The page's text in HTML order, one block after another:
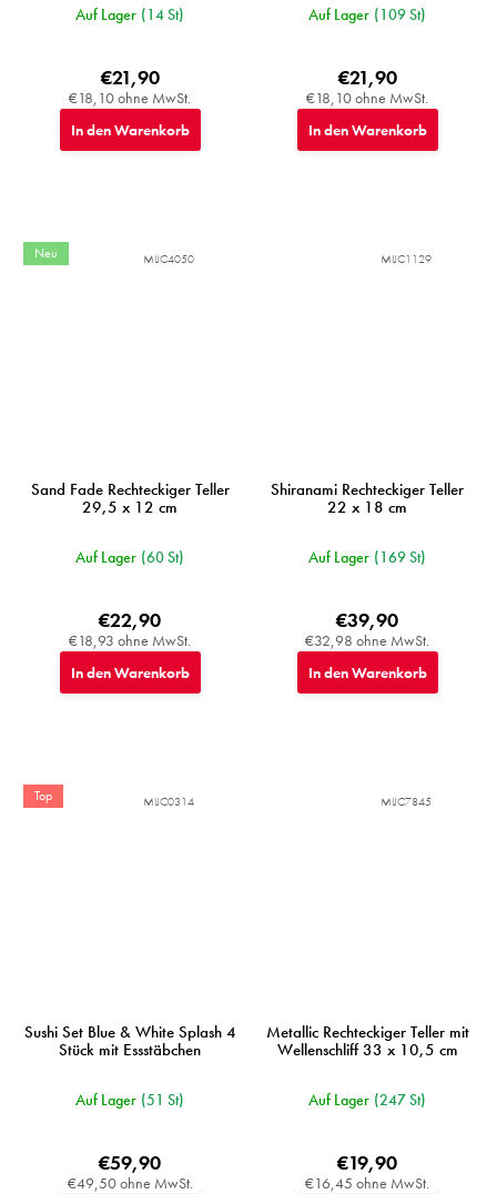
Auf Lager (14 St)
€18,10 ohne MwSt.
€21,90
In den Warenkorb
Auf Lager (109 St)
€18,10 ohne MwSt.
€21,90
In den Warenkorb
Neu
Sand Fade Rechteckiger Teller
29,5 x 12 cm
Auf Lager (60 St)
€18,93 ohne MwSt.
€22,90
In den Warenkorb
MIJC4050
Shiranami Rechteckiger Teller
22 x 18 cm
Auf Lager (169 St)
€32,98 ohne MwSt.
€39,90
In den Warenkorb
MIJC1129
Top
Sushi Set Blue & White Splash 4
Stück mit Essstäbchen
Auf Lager (51 St)
€49,50 ohne MwSt.
€59,90
MIJC0314
Metallic Rechteckiger Teller mit
Wellenschliff 33 x 10,5 cm
Auf Lager (247 St)
€16,45 ohne MwSt.
€19,90
MIJC7845